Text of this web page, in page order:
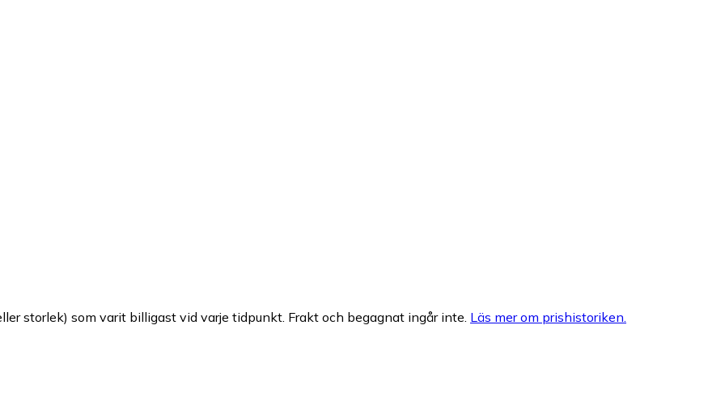
storlek) som varit billigast vid varje tidpunkt. Frakt och begagnat ingår inte. Läs mer om prishistoriken.